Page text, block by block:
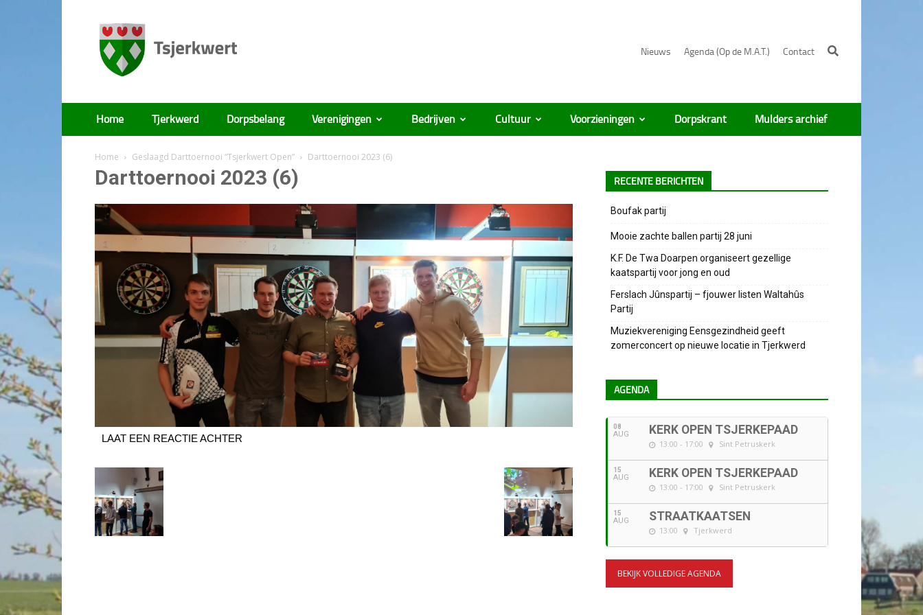
Nieuws Agenda (Op de M.A.T.) Contact
Tsjerkwert
Home Tjerkwerd Dorpsbelang Verenigingen Bedrijven Cultuur Voorzieningen Dorpskrant Mulders archief
Home Geslaagd Darttoernooi “Tsjerkwert Open” Darttoernooi 2023 (6)
Darttoernooi 2023 (6)
LAAT EEN REACTIE ACHTER
RECENTE BERICHTEN
Boufak partij
Mooie zachte ballen partij 28 juni
K.F. De Twa Doarpen organiseert gezellige
kaatspartij voor jong en oud
Ferslach Jûnspartij – fjouwer listen Waltahûs
Partij
Muziekvereniging Eensgezindheid geeft
zomerconcert op nieuwe locatie in Tjerkwerd
AGENDA
08
AUG KERK OPEN TSJERKEPAAD
13:00 - 17:00 Sint Petruskerk
15
AUG KERK OPEN TSJERKEPAAD
13:00 - 17:00 Sint Petruskerk
15
AUG STRAATKAATSEN
13:00 Tjerkwerd
BEKIJK VOLLEDIGE AGENDA